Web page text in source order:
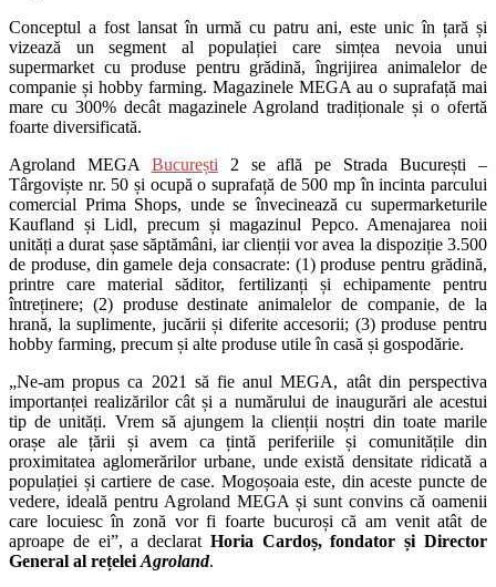
Conceptul a fost lansat în urmă cu patru ani, este unic în țară și
vizează un segment al populației care simțea nevoia unui
supermarket cu produse pentru grădină, îngrijirea animalelor de
companie și hobby farming. Magazinele MEGA au o suprafață mai
mare cu 300% decât magazinele Agroland tradiționale și o ofertă
foarte diversificată.
Agroland MEGA București 2 se află pe Strada București –
Târgoviște nr. 50 și ocupă o suprafață de 500 mp în incinta parcului
comercial Prima Shops, unde se învecinează cu supermarketurile
Kaufland și Lidl, precum și magazinul Pepco. Amenajarea noii
unități a durat șase săptămâni, iar clienții vor avea la dispoziție 3.500
de produse, din gamele deja consacrate: (1) produse pentru grădină,
printre care material săditor, fertilizanți și echipamente pentru
întreținere; (2) produse destinate animalelor de companie, de la
hrană, la suplimente, jucării și diferite accesorii; (3) produse pentru
hobby farming, precum și alte produse utile în casă și gospodărie.
„Ne-am propus ca 2021 să fie anul MEGA, atât din perspectiva
importanței realizărilor cât și a numărului de inaugurări ale acestui
tip de unități. Vrem să ajungem la clienții noștri din toate marile
orașe ale țării și avem ca țintă periferiile și comunitățile din
proximitatea aglomerărilor urbane, unde există densitate ridicată a
populației și cartiere de case. Mogoșoaia este, din aceste puncte de
vedere, ideală pentru Agroland MEGA și sunt convins că oamenii
care locuiesc în zonă vor fi foarte bucuroși că am venit atât de
aproape de ei”, a declarat Horia Cardoș, fondator și Director
General al rețelei Agroland.